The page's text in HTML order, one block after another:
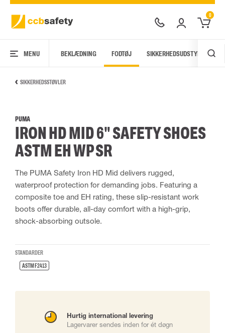
0
MENU BEKLÆDNING FODTØJ SIKKERHEDSUDSTYR
SIKKERHEDSSTØVLER
PUMA
IRON HD MID 6" SAFETY SHOES
ASTM EH WP SR
The PUMA Safety Iron HD Mid delivers rugged,
waterproof protection for demanding jobs. Featuring a
composite toe and EH rating, these slip-resistant work
boots offer durable, all-day comfort with a high-grip,
shock-absorbing outsole.
STANDARDER
ASTM F2413
Hurtig international levering
Lagervarer sendes inden for ét døgn